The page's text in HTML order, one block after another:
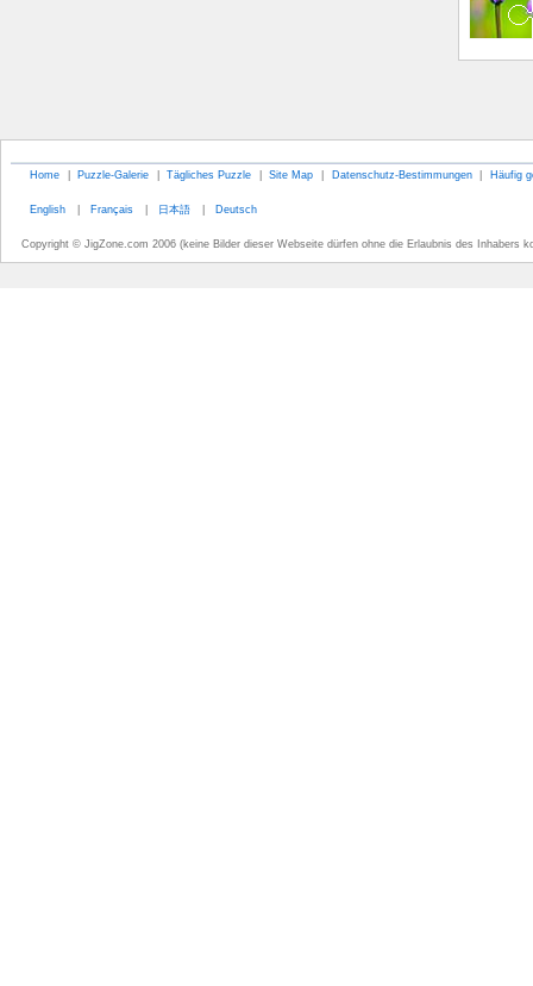
Home | Puzzle-Galerie | Tägliches Puzzle | Site Map | Datenschutz-Bestimmungen | Häufig
English | Français | 日本語 | Deutsch
Copyright © JigZone.com 2006 (keine Bilder dieser Webseite dürfen ohne die Erlaubnis des Inhabers